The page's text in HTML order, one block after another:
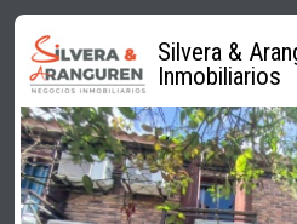
Silvera &
Inmobiliarios